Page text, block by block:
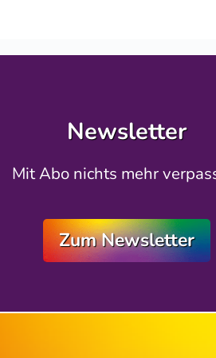
Newsletter
Mit Abo nichts mehr
Zum Newsletter